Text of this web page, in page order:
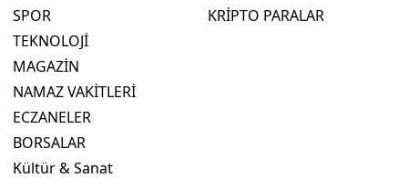
SPOR
TEKNOLOJİ
MAGAZİN
NAMAZ VAKİTLERİ
ECZANELER
BORSALAR
Kültür & Sanat
KRİPTO PARALAR